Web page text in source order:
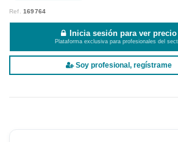
Ref.169764
Inicia sesión para ver precio
Plataforma exclusiva para profesionales del
Soy profesional, regístrame